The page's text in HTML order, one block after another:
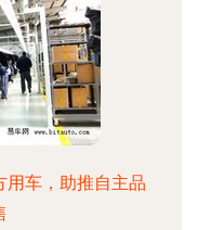
用车，助推自主品